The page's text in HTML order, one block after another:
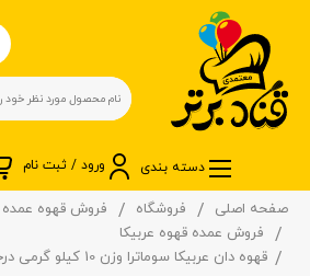
دسته بندی ورود / ثبت نام
صفحه اصلی فروشگاه
فروش قهوه عمده
فروش عمده قهوه عربیکا
قهوه دان عربیکا سوماترا وزن 10 کیلو گرمی درجه یک(عمده)